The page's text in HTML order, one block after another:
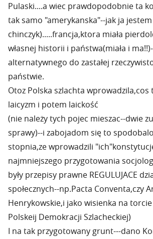
Pulaski....a wiec prawdopodobnie ta
tak samo "amerykanska"--jak ja jestem
chinczyk).....francja,ktora miała
własnej historii i państwa(miała i
alternatywnego do zastałej
państwie.
Otoz Polska szlachta wprowadzila,cos
laicyzm i potem laickość
(nie należy tych pojec mieszac--dwie
sprawy)--i zabojadom się to
stopnia,ze wprowadzili
najmniejszego przygotowania
były przepisy prawne REGULUJACE
społecznych--np.Pacta Conventa,czy
Henrykowskie,i jako wisienka na
Polskeij Demokracji Szlacheckiej)
I na tak przygotowany grunt---dano